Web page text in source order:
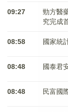
09:27
勁方醫
究完成
08:58 國家統
08:48 國泰君
08:48 民富國